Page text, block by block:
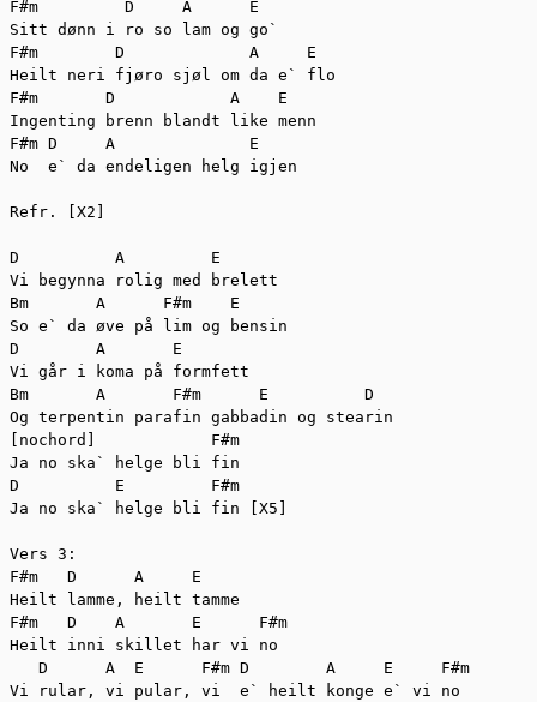
F#m         D     A      E
Sitt dønn i ro so lam og go`
F#m        D             A     E
Heilt neri fjøro sjøl om da e` flo
F#m       D            A    E
Ingenting brenn blandt like menn
F#m D     A              E
No  e` da endeligen helg igjen
Refr. [X2]
D          A         E
Vi begynna rolig med brelett
Bm       A      F#m    E
So e` da øve på lim og bensin
D        A       E
Vi går i koma på formfett
Bm       A       F#m      E          D
Og terpentin parafin gabbadin og stearin
[nochord]            F#m
Ja no ska` helge bli fin
D          E         F#m
Ja no ska` helge bli fin [X5]
Vers 3:
F#m   D      A     E
Heilt lamme, heilt tamme
F#m   D    A       E      F#m
Heilt inni skillet har vi no
   D      A  E      F#m D        A     E     F#m
Vi rular, vi pular, vi  e` heilt konge e` vi no